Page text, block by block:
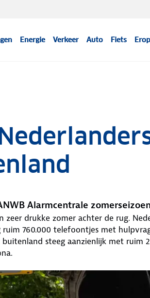
Energie Verkeer Auto Fiets
Alarmcentrale
zeer drukke zomer achter de rug.
ruim 760.000 telefoontjes met
steeg aanzienlijk met ruim